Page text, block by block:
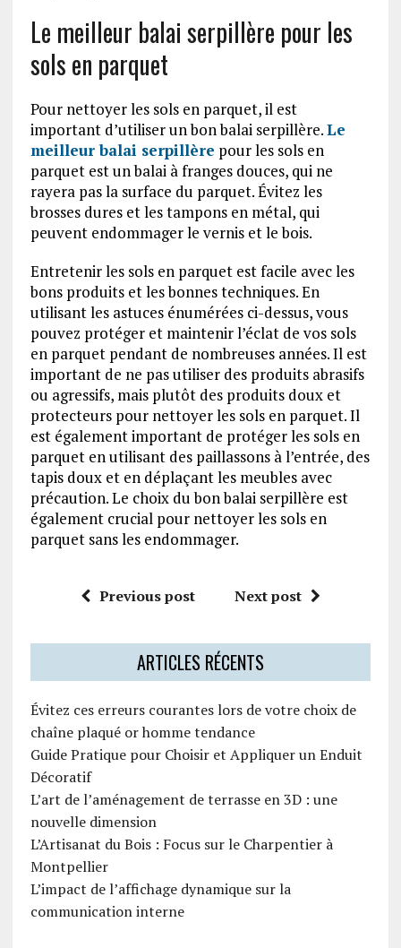
Le meilleur balai serpillère pour les
sols en parquet
Pour nettoyer les sols en parquet, il est
important d’utiliser un bon balai serpillère.Le
meilleur balai serpillère pour les sols en
parquet est un balai à franges douces, qui ne
rayera pas la surface du parquet. Évitez les
brosses dures et les tampons en métal, qui
peuvent endommager le vernis et le bois.
Entretenir les sols en parquet est facile avec les
bons produits et les bonnes techniques. En
utilisant les astuces énumérées ci-dessus, vous
pouvez protéger et maintenir l’éclat de vos sols
en parquet pendant de nombreuses années. Il est
important de ne pas utiliser des produits abrasifs
ou agressifs, mais plutôt des produits doux et
protecteurs pour nettoyer les sols en parquet. Il
est également important de protéger les sols en
parquet en utilisant des paillassons à l’entrée, des
tapis doux et en déplaçant les meubles avec
précaution. Le choix du bon balai serpillère est
également crucial pour nettoyer les sols en
parquet sans les endommager.
Previous post Next post
ARTICLES RÉCENTS
Évitez ces erreurs courantes lors de votre choix de
chaîne plaqué or homme tendance
Guide Pratique pour Choisir et Appliquer un Enduit
Décoratif
L’art de l’aménagement de terrasse en 3D : une
nouvelle dimension
L’Artisanat du Bois : Focus sur le Charpentier à
Montpellier
L’impact de l’affichage dynamique sur la
communication interne